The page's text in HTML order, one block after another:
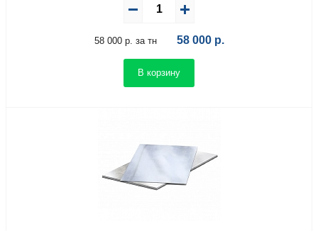
58 000 р. за тн 58 000р.
В корзину